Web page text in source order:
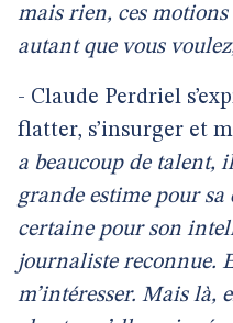
mais rien, ces motions
autant que vous
- Claude Perdriel
flatter, s’insurger et
a beaucoup de talent,
grande estime pour
certaine pour son
journaliste reconnue.
m’intéresser. Mais là,